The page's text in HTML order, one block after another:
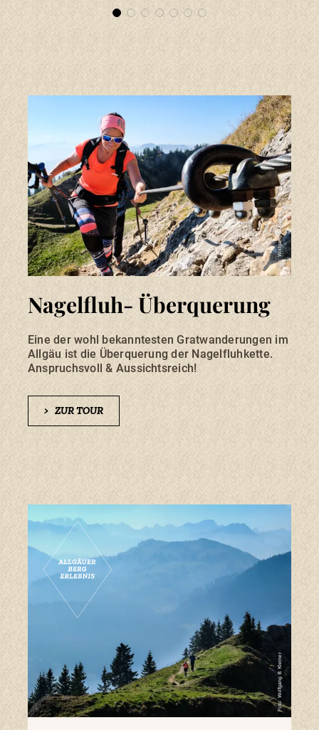
Foto: Wolfgang B. Kleiner
Nagelfluh- Überquerung
Eine der wohl bekanntesten Gratwanderungen im
Allgäu ist die Überquerung der Nagelfluhkette.
Anspruchsvoll & Aussichtsreich!
> ZUR TOUR
Foto: Wolfgang B. Kleiner